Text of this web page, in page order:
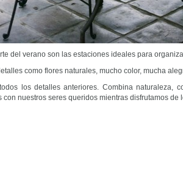
del verano son las estaciones ideales para
como flores naturales, mucho color, mucha
los detalles anteriores. Combina naturaleza,
con nuestros seres queridos mientras disfrutamos